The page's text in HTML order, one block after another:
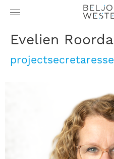
Evelien Roorda
projectsecretaresse